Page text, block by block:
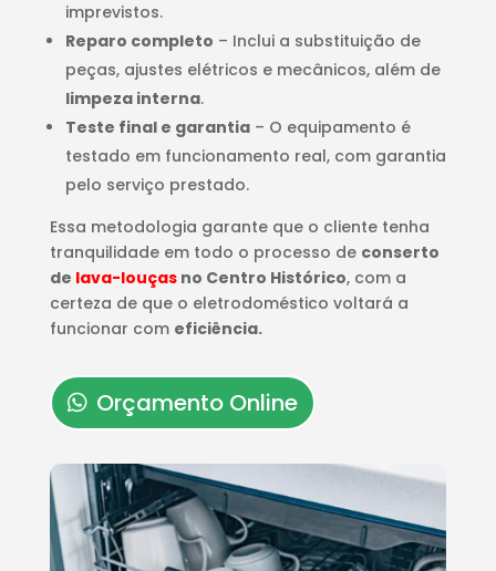
imprevistos.
Reparo completo – Inclui a substituição de
peças, ajustes elétricos e mecânicos, além de
limpeza interna.
Teste final e garantia– O equipamento é
testado em funcionamento real, com garantia
pelo serviço prestado.
Essa metodologia garante que o cliente tenha
tranquilidade em todo o processo de conserto
de lava-louçasno Centro Histórico, com a
certeza de que o eletrodoméstico voltará a
funcionar com eficiência.
Orçamento Online